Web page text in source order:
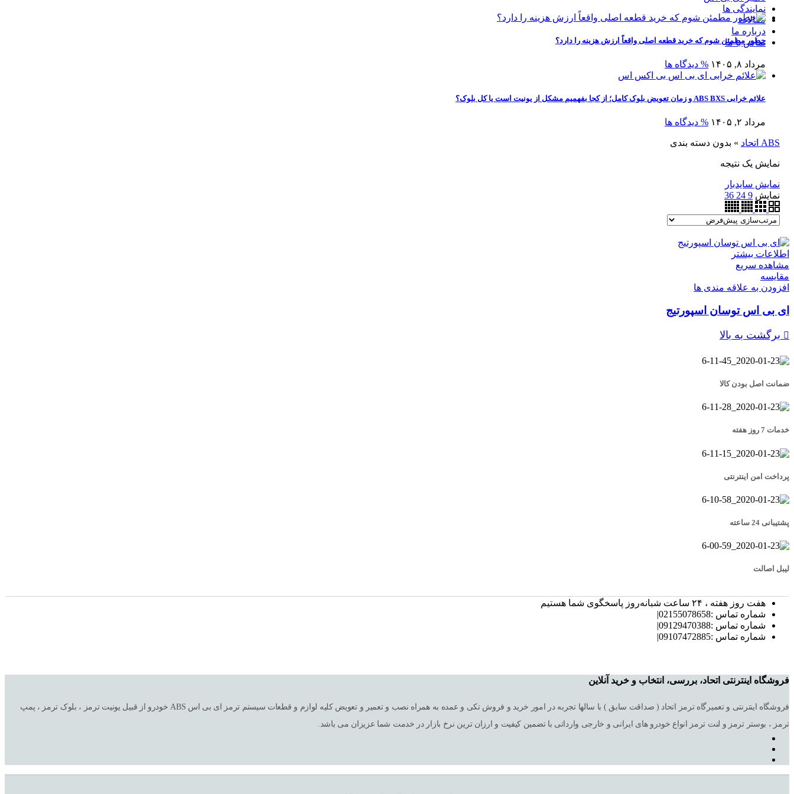
نمایندگی ها
مقالات
درباره ما
تماس با ما
چطور مطمئن شوم که خرید قطعه اصلی واقعاً ارزش هزینه را دارد؟
مرداد ۸, ۱۴۰۵ % دیدگاه ها
علائم خرابی ABS BXS و زمان تعویض بلوک کامل؛ از کجا بفهمیم مشکل از یونیت است یا کل بلوک؟
مرداد ۲, ۱۴۰۵ % دیدگاه ها
ABS اتحاد » بدون دسته بندی
نمایش یک نتیجه
نمایش سایدبار
نمایش 9
24
36
اطلاعات بیشتر
مشاهده سریع
مقایسه
افزودن به علاقه مندی ها
ای بی اس توسان اسپورتیج
برگشت به بالا
ضمانت اصل بودن کالا
خدمات 7 روز هفته
پرداخت امن اینترنتی
پشتیبانی 24 ساعته
لیبل اصالت
هفت روز هفته ، ۲۴ ساعت شبانه‌روز پاسخگوی شما هستیم
شماره تماس :02155078658|
شماره تماس :09129470388|
شماره تماس :09107472885|
فروشگاه اینترنتی اتحاد، بررسی، انتخاب و خرید آنلاین
فروشگاه اینترنتی و تعمیرگاه ترمز اتحاد ( صداقت سابق ) با سالها تجربه در امور خرید و فروش تکی و عمده به همراه نصب و تعمیر و تعویض کلیه لوازم و قطعات سیستم ترمز ای بی اس ABS خودرو از قبیل یونیت ترمز ، بلوک ترمز ، پمپ
ترمز ، بوستر ترمز و لنت ترمز انواع خودرو های ایرانی و خارجی وارداتی با تضمین کیفیت و ارزان ترین نرخ بازار در خدمت شما عزیزان می باشد.